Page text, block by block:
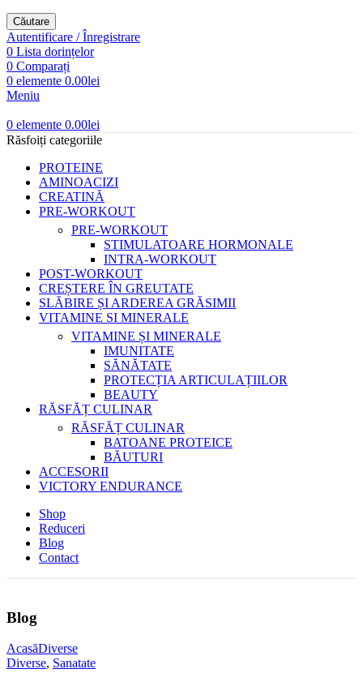
Căutare
Autentificare / Înregistrare
0 Lista dorințelor
0 Comparați
0 elemente 0.00lei
Meniu
0 elemente 0.00lei
Răsfoiți categoriile
PROTEINE
AMINOACIZI
CREATINĂ
PRE-WORKOUT
PRE-WORKOUT
STIMULATOARE HORMONALE
INTRA-WORKOUT
POST-WORKOUT
CREȘTERE ÎN GREUTATE
SLĂBIRE ȘI ARDEREA GRĂSIMII
VITAMINE SI MINERALE
VITAMINE ȘI MINERALE
IMUNITATE
SĂNĂTATE
PROTECȚIA ARTICULAȚIILOR
BEAUTY
RĂSFĂȚ CULINAR
RĂSFĂȚ CULINAR
BATOANE PROTEICE
BĂUTURI
ACCESORII
VICTORY ENDURANCE
Shop
Reduceri
Blog
Contact
Blog
AcasăDiverse
Diverse, Sanatate